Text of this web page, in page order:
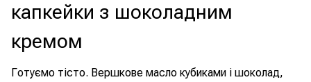
капкейки з шоколадним
кремом
Готуємо тісто. Вершкове масло кубиками і шоколад,